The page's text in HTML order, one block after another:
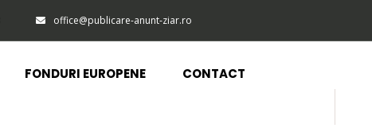
office@publicare-anunt-ziar.ro
FONDURI EUROPENE CONTACT